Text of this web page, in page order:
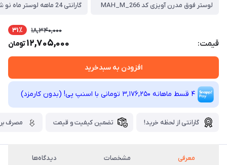
لوستر فوق مدرن آویزی کد MAH_M_266
گارانتی 24 ماهه لوستر ماه نو شیراز
قیمت:
18,340,000 31٪
12,705,000تومان
افزودن به سبدخرید
4 قسط ماهانه 3,176,250 تومانی با اسنپ ‌پی! (بدون کارمزد)
گارانتی از لحظه خرید! تضمین کیفیت و قیمت مصرف
معرفی مشخصات دیدگاه‌ها